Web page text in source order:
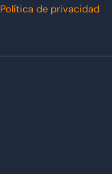
Política de privacidad